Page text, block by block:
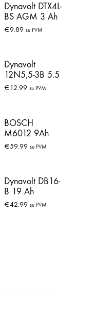
Dynavolt DTX4L-
BS AGM 3 Ah
€9.89 su PVM
Dynavolt
12N5,5-3B 5.5
Ah
€12.99 su PVM
BOSCH
M6012 9Ah
200A
€59.99 su PVM
Dynavolt DB16-
B 19 Ah
€42.99 su PVM